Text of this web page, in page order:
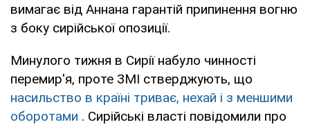
вимагає від Аннана гарантій припинення вогню
з боку сирійської опозиції.
Минулого тижня в Сирії набуло чинності
перемир'я, проте ЗМІ стверджують, що
насильство в країні триває, нехай і з меншими
оборотами . Сирійські власті повідомили про